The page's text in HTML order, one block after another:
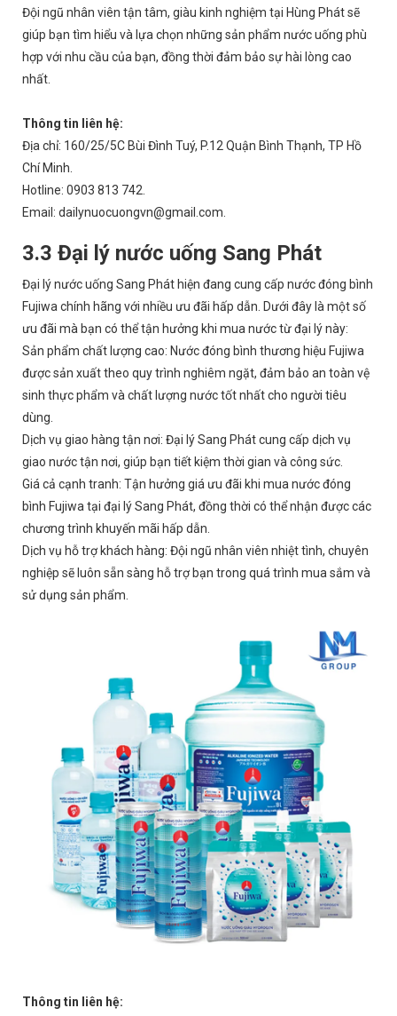
Đội ngũ nhân viên tận tâm, giàu kinh nghiệm tại Hùng Phát sẽ
giúp bạn tìm hiểu và lựa chọn những sản phẩm nước uống phù
hợp với nhu cầu của bạn, đồng thời đảm bảo sự hài lòng cao
nhất.
Thông tin liên hệ:
Địa chỉ: 160/25/5C Bùi Đình Tuý, P.12 Quận Bình Thạnh, TP Hồ
Chí Minh.
Hotline: 0903 813 742.
Email: dailynuocuongvn@gmail.com.
3.3 Đại lý nước uống Sang Phát
Đại lý nước uống Sang Phát hiện đang cung cấp nước đóng bình
Fujiwa chính hãng với nhiều ưu đãi hấp dẫn. Dưới đây là một số
ưu đãi mà bạn có thể tận hưởng khi mua nước từ đại lý này:
Sản phẩm chất lượng cao: Nước đóng bình thương hiệu Fujiwa
được sản xuất theo quy trình nghiêm ngặt, đảm bảo an toàn vệ
sinh thực phẩm và chất lượng nước tốt nhất cho người tiêu
dùng.
Dịch vụ giao hàng tận nơi: Đại lý Sang Phát cung cấp dịch vụ
giao nước tận nơi, giúp bạn tiết kiệm thời gian và công sức.
Giá cả cạnh tranh: Tận hưởng giá ưu đãi khi mua nước đóng
bình Fujiwa tại đại lý Sang Phát, đồng thời có thể nhận được các
chương trình khuyến mãi hấp dẫn.
Dịch vụ hỗ trợ khách hàng: Đội ngũ nhân viên nhiệt tình, chuyên
nghiệp sẽ luôn sẵn sàng hỗ trợ bạn trong quá trình mua sắm và
sử dụng sản phẩm.
Thông tin liên hệ: